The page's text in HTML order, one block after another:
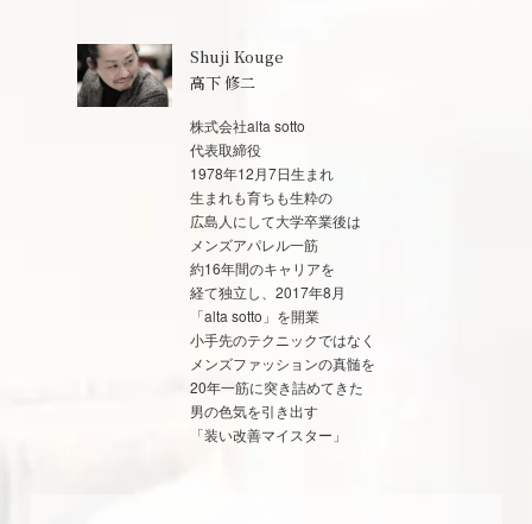
Shuji Kouge
高下 修二
株式会社alta sotto
代表取締役
1978年12月7日生まれ
生まれも育ちも生粋の
広島人にして大学卒業後は
メンズアパレル一筋
約16年間のキャリアを
経て独立し、2017年8月
「alta sotto」を開業
小手先のテクニックではなく
メンズファッションの真髄を
20年一筋に突き詰めてきた
男の色気を引き出す
「装い改善マイスター」